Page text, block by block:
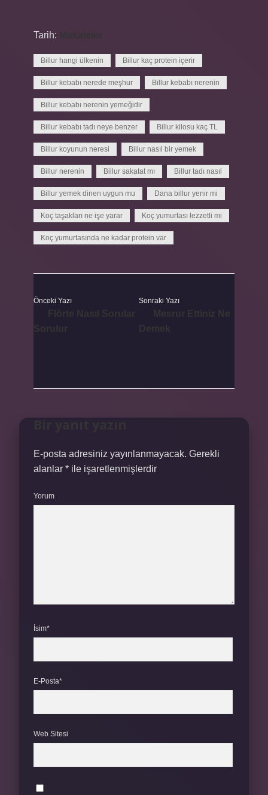
Tarih:
Billur hangi ülkenin Billur kaç protein içerir
Billur kebabı nerede meşhur Billur kebabı nerenin
Billur kebabı nerenin yemeğidir
Billur kebabı tadı neye benzer Billur kilosu kaç TL
Billur koyunun neresi Billur nasıl bir yemek
Billur nerenin Billur sakatat mı Billur tadı nasıl
Billur yemek dinen uygun mu Dana billur yenir mi
Koç taşakları ne işe yarar Koç yumurtası lezzetli mi
Koç yumurtasında ne kadar protein var
Önceki Yazı Sonraki Yazı
E-posta adresiniz yayınlanmayacak. Gerekli
alanlar * ile işaretlenmişlerdir
Yorum
İsim*
E-Posta*
Web Sitesi